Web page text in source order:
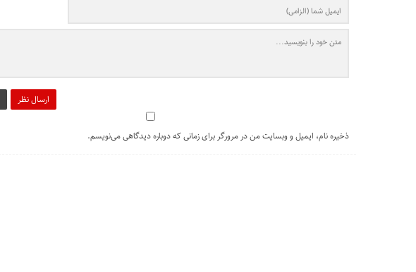
ارسال نظر
ذخیره نام، ایمیل و وبسایت من در مرورگر برای زمانی که دوباره دیدگاهی می‌نویسم.